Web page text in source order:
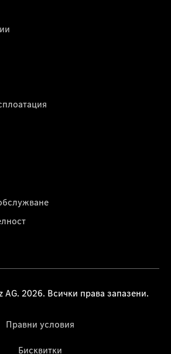
AG. 2026. Всички права запазени.
Правни условия
Бисквитки